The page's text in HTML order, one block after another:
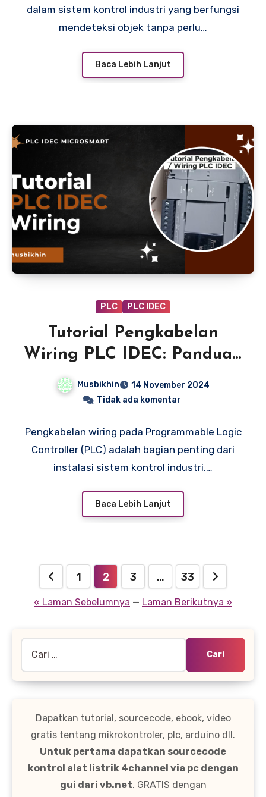
dalam sistem kontrol industri yang berfungsi
mendeteksi objek tanpa perlu…
Baca Lebih Lanjut
PLC PLC IDEC
Tutorial Pengkabelan
Wiring PLC IDEC: Panduan
Langkah Demi Langkah
Musbikhin
14 November 2024
Tidak ada komentar
Pengkabelan wiring pada Programmable Logic
Controller (PLC) adalah bagian penting dari
instalasi sistem kontrol industri.…
Baca Lebih Lanjut
Paginasi
pos
1 2 3 … 33
« Laman Sebelumnya — Laman Berikutnya »
Dapatkan tutorial, sourcecode, ebook, video
gratis tentang mikrokontroler, plc, arduino dll.
Untuk pertama dapatkan sourcecode
kontrol alat listrik 4channel via pc dengan
gui dari vb.net. GRATIS dengan